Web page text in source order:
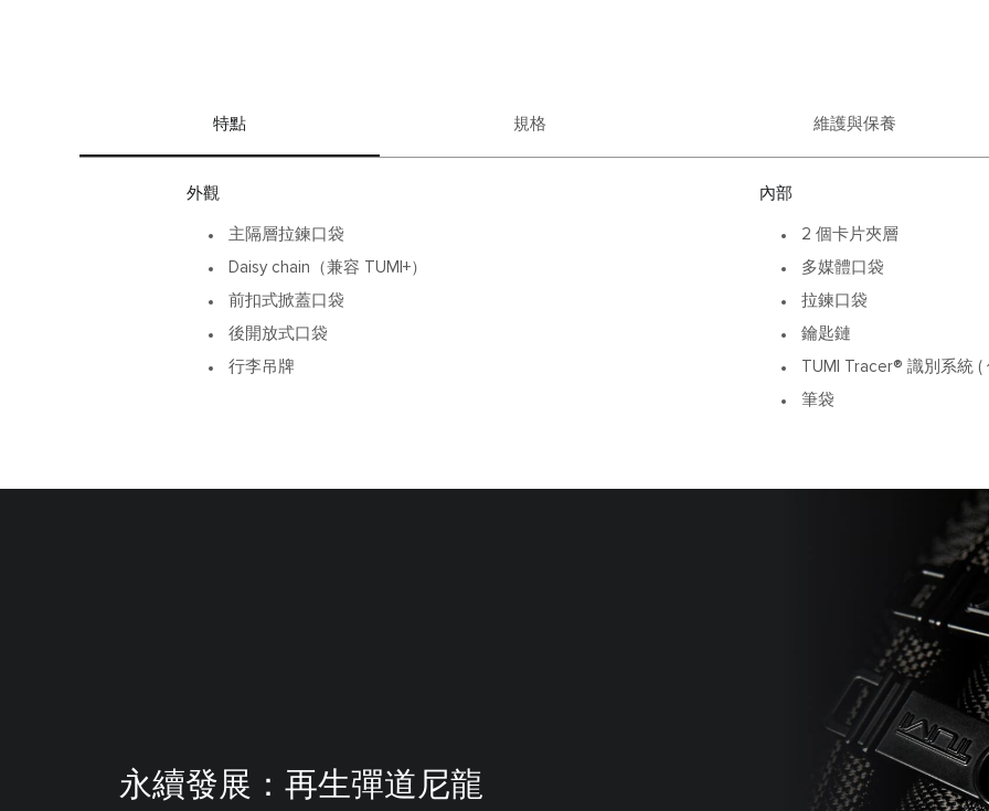
特點 規格 維護與保養
外觀
主隔層拉鍊口袋
Daisy chain（兼容 TUMI+）
前扣式掀蓋口袋
後開放式口袋
行李吊牌
內部
2 個卡片夾層
多媒體口袋
拉鍊口袋
鑰匙鏈
TUMI Tracer® 識別系統 (
筆袋
永續發展：再生彈道尼龍